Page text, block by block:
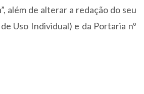
além de alterar a redação do seu
Uso Individual) e da Portaria nº